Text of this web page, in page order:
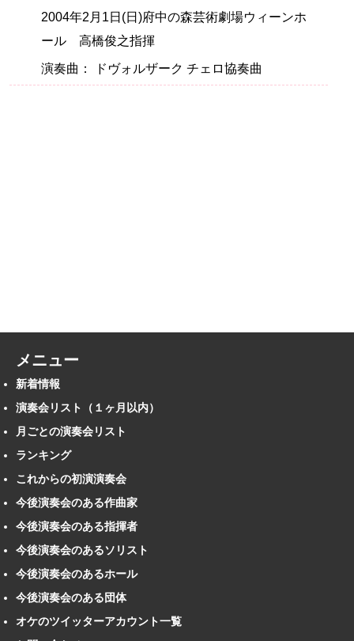
2004年2月1日(日)府中の森芸術劇場ウィーンホ
ール 高橋俊之指揮
演奏曲： ドヴォルザーク チェロ協奏曲
メニュー
新着情報
演奏会リスト（１ヶ月以内）
月ごとの演奏会リスト
ランキング
これからの初演演奏会
今後演奏会のある作曲家
今後演奏会のある指揮者
今後演奏会のあるソリスト
今後演奏会のあるホール
今後演奏会のある団体
オケのツイッターアカウント一覧